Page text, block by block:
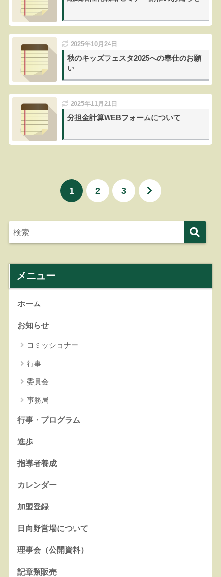
2025年10月24日
秋のキッズフェスタ2025への奉仕のお願
い
2025年11月21日
分担金計算WEBフォームについて
1 2 3
メニュー
ホーム
お知らせ
コミッショナー
行事
委員会
事務局
行事・プログラム
進歩
指導者養成
カレンダー
加盟登録
日向野営場について
理事会（公開資料）
記章類販売